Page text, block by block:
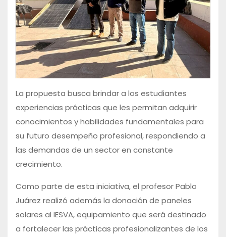
La propuesta busca brindar a los estudiantes
experiencias prácticas que les permitan adquirir
conocimientos y habilidades fundamentales para
su futuro desempeño profesional, respondiendo a
las demandas de un sector en constante
crecimiento.
Como parte de esta iniciativa, el profesor Pablo
Juárez realizó además la donación de paneles
solares al IESVA, equipamiento que será destinado
a fortalecer las prácticas profesionalizantes de los